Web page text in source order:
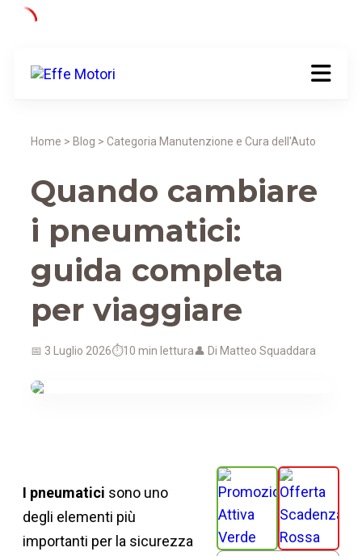
Home > Blog > Categoria Manutenzione e Cura dell'Auto
Quando cambiare
i pneumatici:
guida completa
per viaggiare
📅 3 Luglio 2026⏱️10 min lettura👤 Di Matteo Squaddara
I pneumatici sono uno
degli elementi più
importanti per la sicurezza